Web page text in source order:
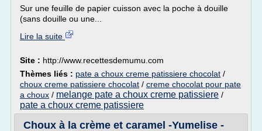
Sur une feuille de papier cuisson avec la poche à douille
(sans douille ou une...
Lire la suite
Site : http://www.recettesdemumu.com
Thèmes liés : pate a choux creme patissiere chocolat /
choux creme patissiere chocolat / creme chocolat pour pate
a choux / melange pate a choux creme patissiere /
pate a choux creme patissiere
Choux à la crème et caramel -Yumelise -